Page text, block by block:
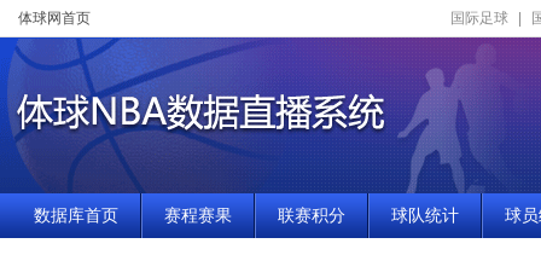
国际足球
体球网首页
数据库首页 赛程赛果 联赛积分 球队统计 球